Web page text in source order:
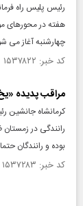
رئیس پلیس راه
هفته در محورهای
چهارشنبه آغاز می
کد خبر: ۱۵۳۷۸۲۲ تاریخ انتشار : ۱۴۰۴/۱۰/۱۷
مراقب پدیده
کرمانشاه جانشین
رانندگی در
بوده و رانندگان
کد خبر: ۱۵۳۷۲۸۳ تاریخ انتشار : ۱۴۰۴/۱۰/۱۴